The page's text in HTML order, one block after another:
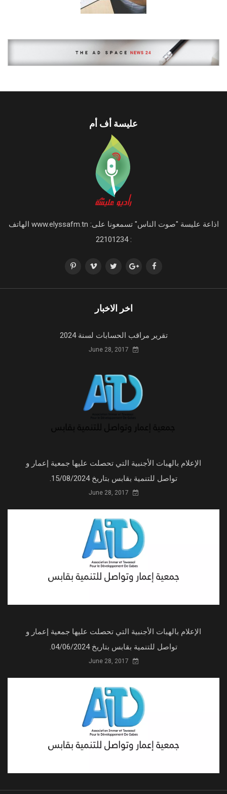
عليسة أف أم
اذاعة عليسة "صوت الناس" تسمعونا على: www.elyssafm.tn الهاتف
: 22101234
اخر الاخبار
تقرير مراقب الحسابات لسنة 2024
الإعلام بالهبات الأجنبية التي تحصلت عليها جمعية إعمار و
تواصل للتنمية بقابس بتاريخ 15/08/2024.
الإعلام بالهبات الأجنبية التي تحصلت عليها جمعية إعمار و
تواصل للتنمية بقابس بتاريخ 04/06/2024.